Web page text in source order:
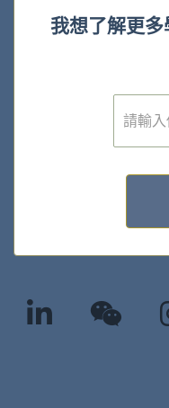
我想了解更
電
子